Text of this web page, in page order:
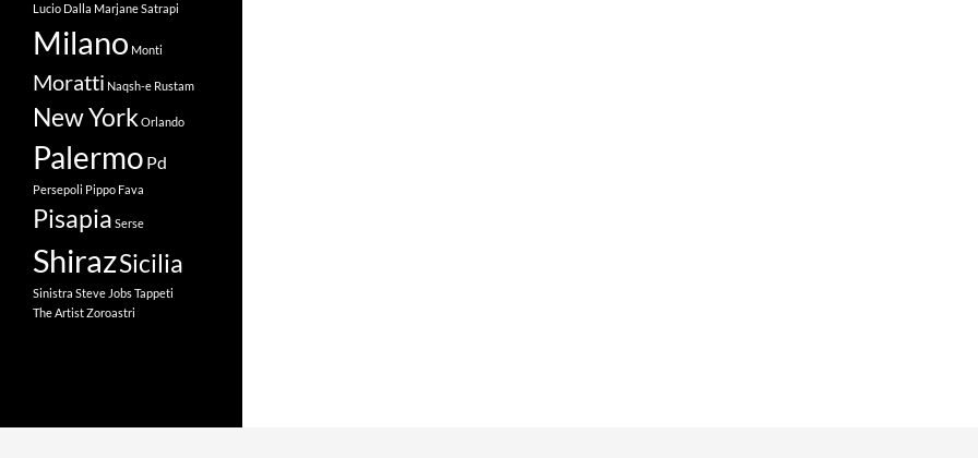
Lucio Dalla Marjane Satrapi
Milano Monti
Moratti Naqsh-e Rustam
New York Orlando
Palermo Pd
Persepoli Pippo Fava
Pisapia Serse
ShirazSicilia
Sinistra Steve JobsTappeti
The ArtistZoroastri